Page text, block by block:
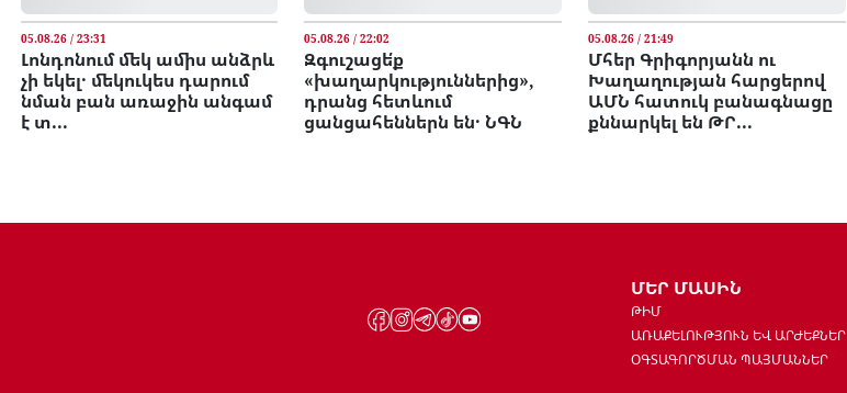
05.08.26 / 23:31
Լոնդոնում մեկ ամիս անձրև
չի եկել․ մեկուկես դարում
նման բան առաջին անգամ
է տ...
05.08.26 / 22:02
Զգուշացե՛ք
«խաղարկություններից»,
դրանց հետևում
ցանցահեններն են․ ՆԳՆ
05.08.26 / 21:49
Մհեր Գրիգորյանն ու
Խաղաղության հարցերով
ԱՄՆ հատուկ բանագնացը
քննարկել են ԹՐ...
ՄԵՐ ՄԱՍԻՆ
ԹԻՄ
ԱՌԱՔԵԼՈՒԹՅՈՒՆ ԵՎ ԱՐԺԵՔՆԵՐ
ՕԳՏԱԳՈՐԾՄԱՆ ՊԱՅՄԱՆՆԵՐ